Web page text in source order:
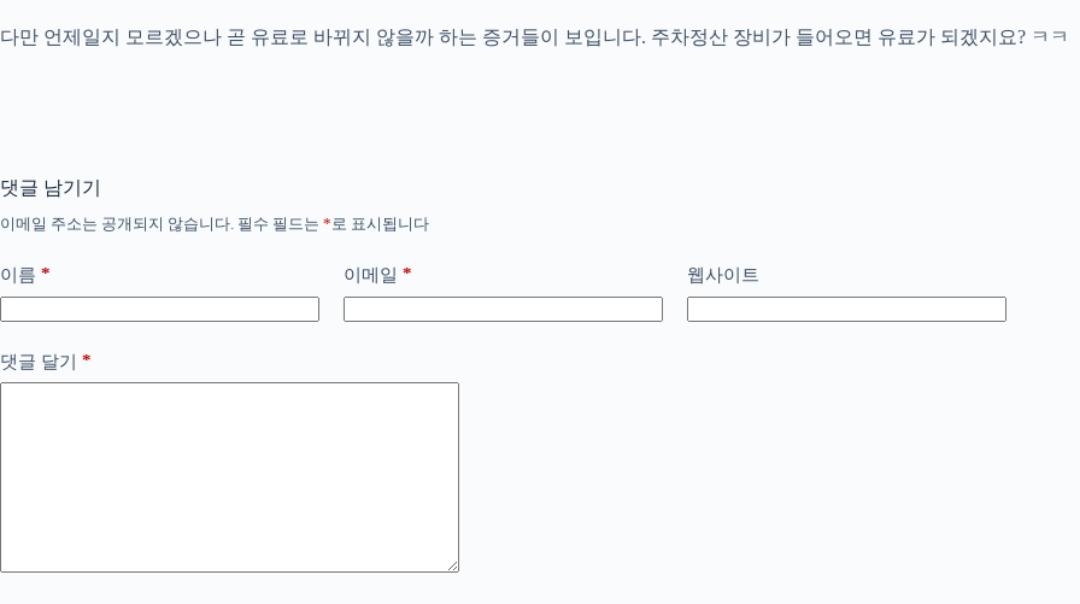
다만 언제일지 모르겠으나 곧 유료로 바뀌지 않을까 하는 증거들이 보입니다. 주차정산 장비가 들어오면 유료가 되겠지요? ㅋㅋ
댓글 남기기
이메일 주소는 공개되지 않습니다. 필수 필드는 *로 표시됩니다
이름 * 이메일 * 웹사이트
댓글 달기 *